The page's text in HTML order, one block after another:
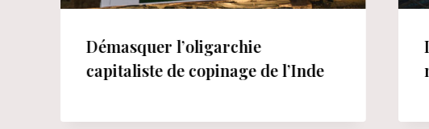
Démasquer l’oligarchie
capitaliste de copinage de l’Inde